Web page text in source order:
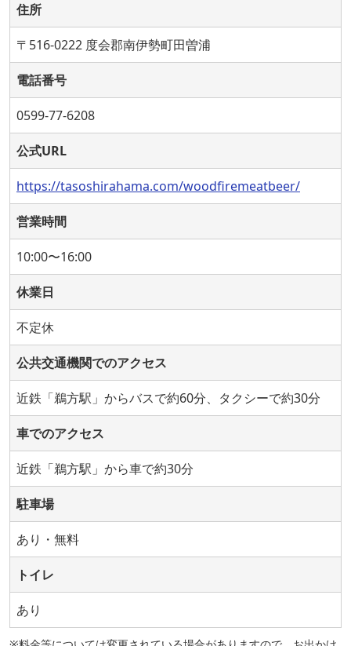
住所
〒516-0222 度会郡南伊勢町田曽浦
電話番号
0599-77-6208
公式URL
https://tasoshirahama.com/woodfiremeatbeer/
営業時間
10:00〜16:00
休業日
不定休
公共交通機関でのアクセス
近鉄「鵜方駅」からバスで約60分、タクシーで約30分
車でのアクセス
近鉄「鵜方駅」から車で約30分
駐車場
あり・無料
トイレ
あり